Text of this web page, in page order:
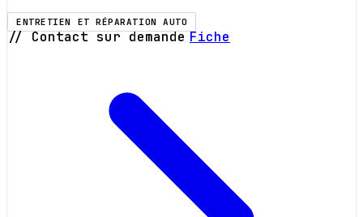
ENTRETIEN ET RÉPARATION AUTO
// Contact sur demande Fiche